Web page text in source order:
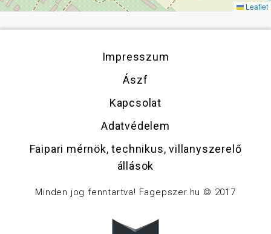
Leaflet
Impresszum
Ászf
Kapcsolat
Adatvédelem
Faipari mérnök, technikus, villanyszerelő
állások
Minden jog fenntartva! Fagepszer.hu © 2017